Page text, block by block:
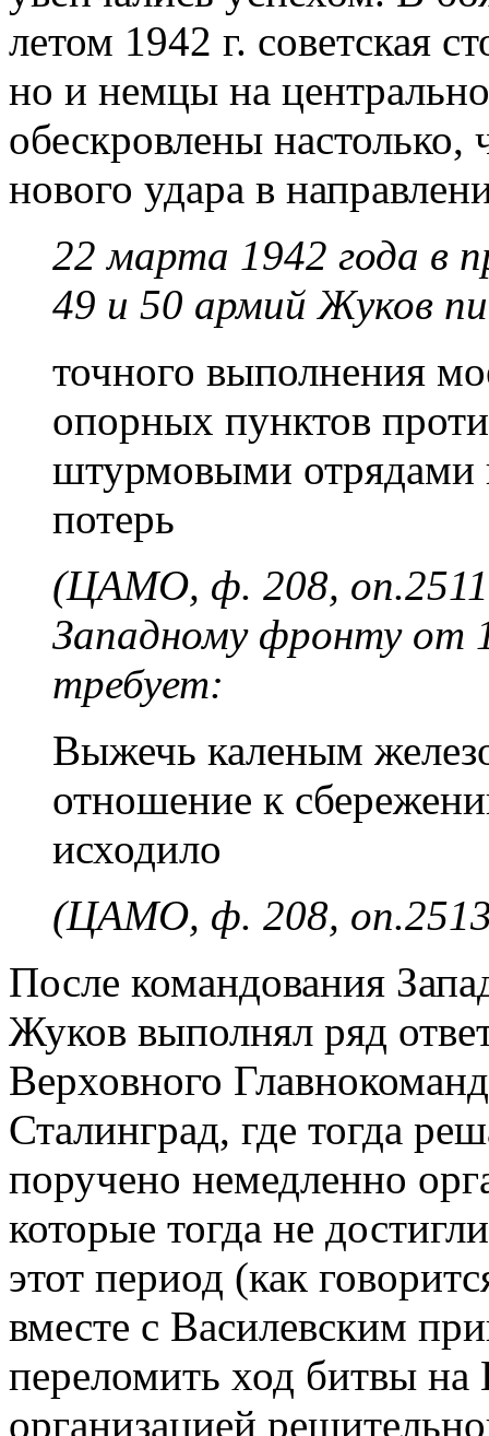
летом 1942 г. советская
но и немцы на
обескровлены
нового удара в
22 марта 1942 года в
49 и 50 армий Жуков
точного выполнения
опорных пунктов
штурмовыми отрядами
потерь
(ЦАМО, ф. 208,
Западному фронту от
требует:
Выжечь каленым
отношение к
исходило
(ЦАМО, ф. 208,
После командования
Жуков выполнял ряд
Верховного
Сталинград, где тогда
поручено немедленно
которые тогда не
этот период (как
вместе с Василевским
переломить ход битвы на
организацией